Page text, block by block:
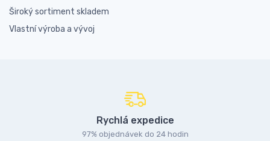
Široký sortiment skladem
Vlastní výroba a vývoj
Rychlá expedice
97% objednávek do 24 hodin